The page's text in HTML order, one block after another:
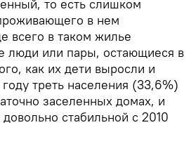
то есть слишком
в нем
всего в таком жилье
люди или пары, остающиеся в
как их дети выросли и
треть населения (33,6%)
заселенных домах, и
довольно стабильной с 2010